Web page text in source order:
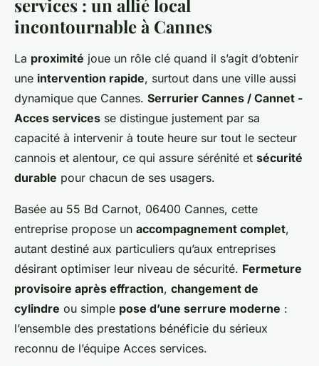
services : un allié local
incontournable à Cannes
La proximité joue un rôle clé quand il s’agit d’obtenir
une intervention rapide, surtout dans une ville aussi
dynamique que Cannes. Serrurier Cannes / Cannet -
Acces services se distingue justement par sa
capacité à intervenir à toute heure sur tout le secteur
cannois et alentour, ce qui assure sérénité et sécurité
durable pour chacun de ses usagers.
Basée au 55 Bd Carnot, 06400 Cannes, cette
entreprise propose un accompagnement complet,
autant destiné aux particuliers qu’aux entreprises
désirant optimiser leur niveau de sécurité. Fermeture
provisoire après effraction, changement de
cylindre ou simple pose d’une serrure moderne :
l’ensemble des prestations bénéficie du sérieux
reconnu de l’équipe Acces services.